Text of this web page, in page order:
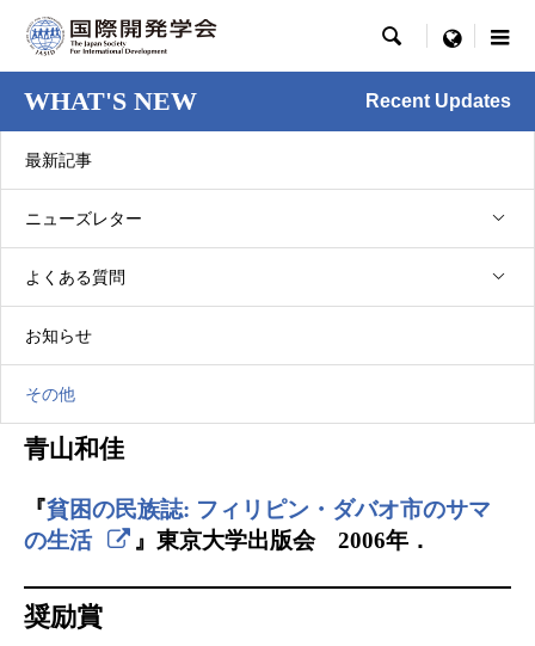
 menu
WHAT'S NEW Recent Updates
最新記事
ニューズレター
よくある質問
お知らせ
その他
その他
2007年学会賞受賞作品
学会賞
青山和佳
『貧困の民族誌: フィリピン・ダバオ市のサマ
の生活
』東京大学出版会 2006年．
奨励賞